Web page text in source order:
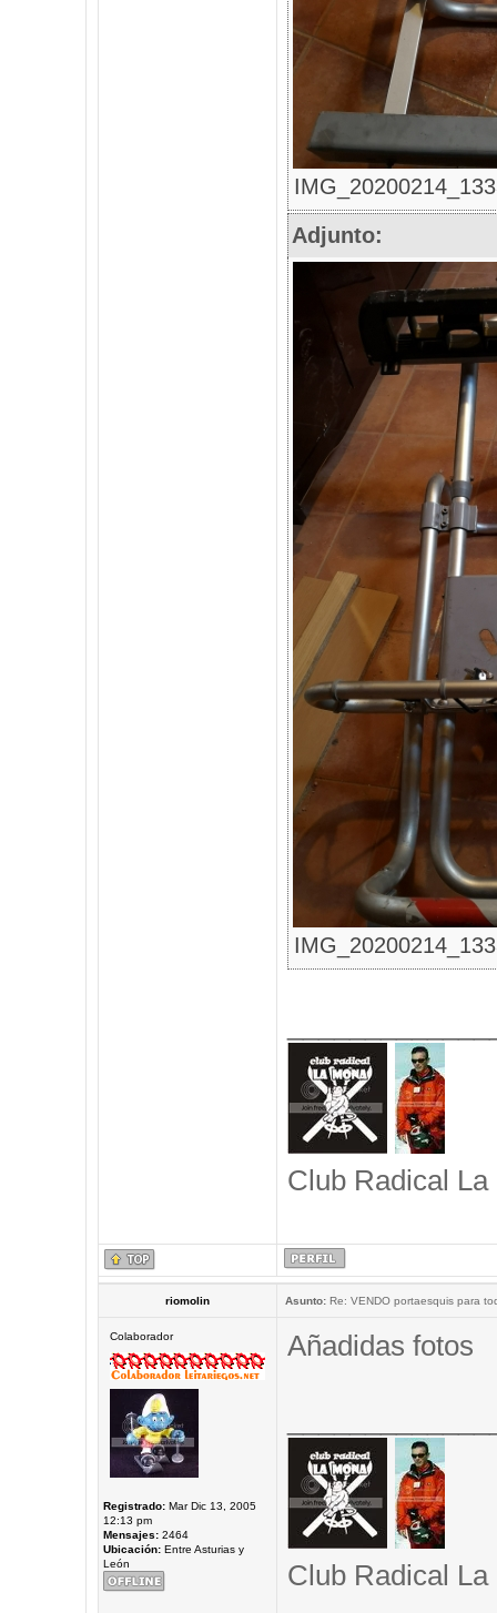
Adjunto:
Club Radical La
riomolin Asunto:Re: VENDO portaesquis para
Colaborador
Registrado:Mar Dic 13, 2005
12:13 pm
Mensajes:2464
Ubicación:Entre Asturias y
León
Añadidas fotos
Club Radical La